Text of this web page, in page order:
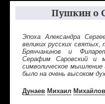
Пушкин о
Эпоха Александра
великих русских
Брянчанинов и
Серафим Саровский и
символическое
было на очень высоком
Дунаев Михаил